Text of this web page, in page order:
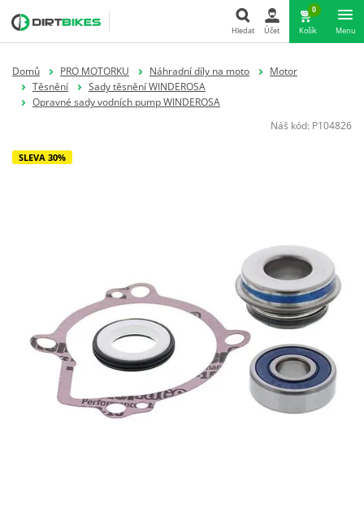
Hledat Účet
0
Košík Menu
Domů PRO MOTORKU Náhradní díly na moto
Motor
Těsnění
Sady těsnění WINDEROSA
Opravné sady vodních pump WINDEROSA
Náš kód: P104826
SLEVA 30%